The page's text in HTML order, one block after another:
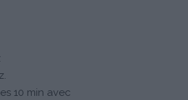
10 min avec